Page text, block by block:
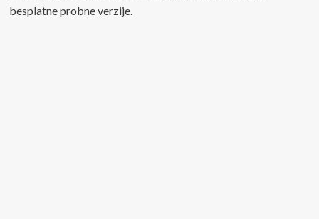
besplatne probne verzije.